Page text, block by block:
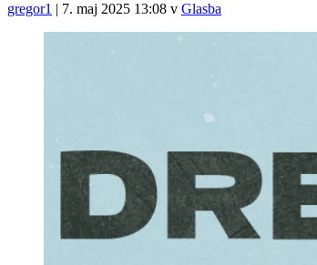
gregor1 | 7. maj 2025 13:08 v Glasba